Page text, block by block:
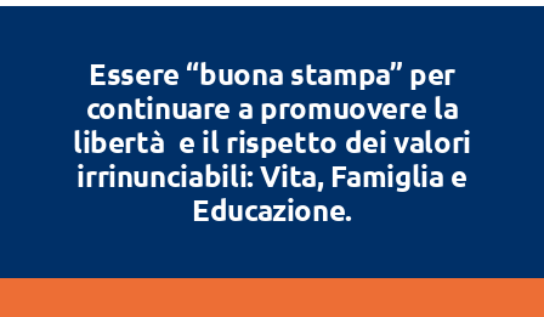
Essere “buona stampa” per
continuare a promuovere la
libertà e il rispetto dei valori
irrinunciabili: Vita, Famiglia e
Educazione.